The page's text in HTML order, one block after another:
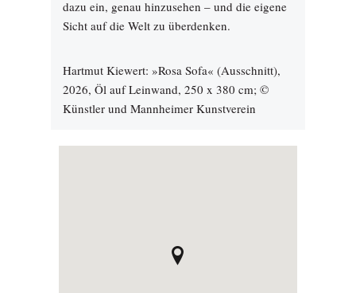
dazu ein, genau hinzusehen – und die eigene
Sicht auf die Welt zu überdenken.
Hartmut Kiewert: »Rosa Sofa« (Ausschnitt),
2026, Öl auf Leinwand, 250 x 380 cm; ©
Künstler und Mannheimer Kunstverein